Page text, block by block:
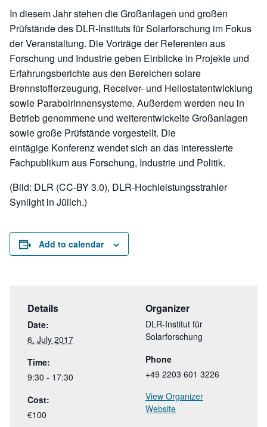
In diesem Jahr stehen die Großanlagen und großen
Prüfstände des DLR-Instituts für Solarforschung im Fokus
der Veranstaltung. Die Vorträge der Referenten aus
Forschung und Industrie geben Einblicke in Projekte und
Erfahrungsberichte aus den Bereichen solare
Brennstofferzeugung, Receiver- und Heliostatentwicklung
sowie Parabolrinnensysteme. Außerdem werden neu in
Betrieb genommene und weiterentwickelte Großanlagen
sowie große Prüfstände vorgestellt. Die
eintägige Konferenz wendet sich an das interessierte
Fachpublikum aus Forschung, Industrie und Politik.
(Bild: DLR (CC-BY 3.0), DLR-Hochleistungsstrahler
Synlight in Jülich.)
Add to calendar
Details
Date:
6. July 2017
Time:
9:30 - 17:30
Cost:
€100
Organizer
DLR-Institut für
Solarforschung
Phone
+49 2203 601 3226
View Organizer
Website